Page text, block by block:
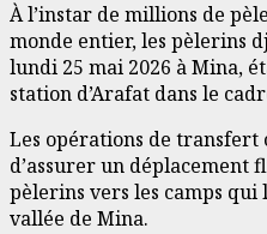
À l’instar de millions de
monde entier, les pèlerins
lundi 25 mai 2026 à Mina,
station d’Arafat dans le
Les opérations de
d’assurer un déplacement
pèlerins vers les camps qui
vallée de Mina.